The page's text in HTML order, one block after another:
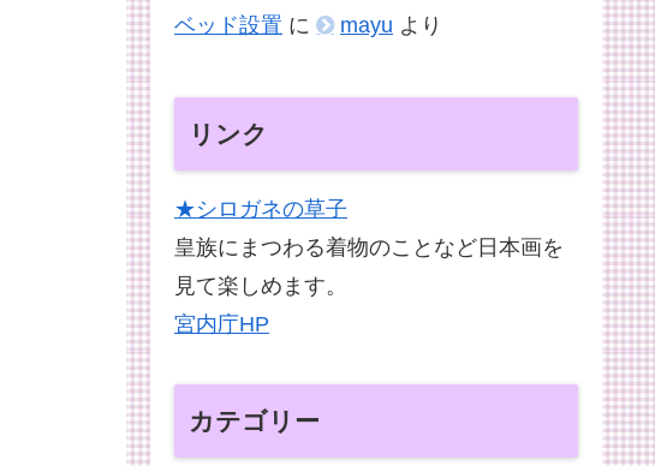
ベッド設置 に mayu より
リンク
★シロガネの草子
皇族にまつわる着物のことなど日本画を
見て楽しめます。
宮内庁HP
カテゴリー